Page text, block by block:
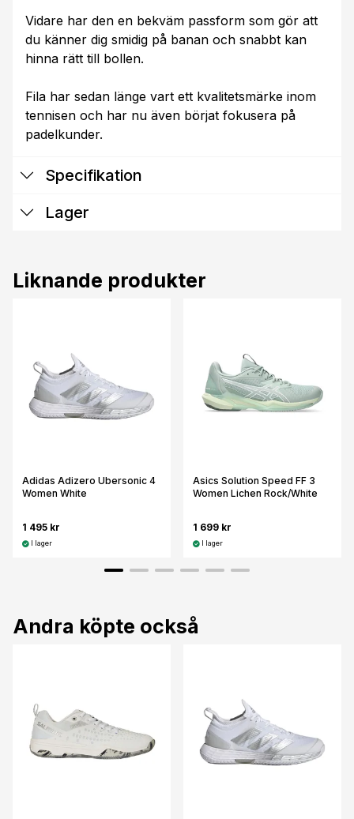
Vidare har den en bekväm passform som gör att
du känner dig smidig på banan och snabbt kan
hinna rätt till bollen.
Fila har sedan länge vart ett kvalitetsmärke inom
tennisen och har nu även börjat fokusera på
padelkunder.
Specifikation
Lager
Liknande produkter
Adidas Adizero Ubersonic 4
Women White
1 495 kr
I lager
Asics Solution Speed FF 3
Women Lichen Rock/White
1 699 kr
I lager
Andra köpte också